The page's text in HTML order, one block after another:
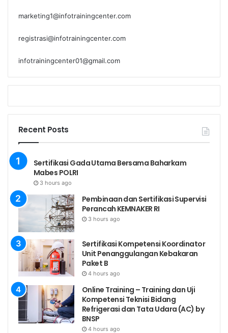
DATA MATERI TRAINING
Topik
Kalibrasi Tingkat I (MIGAS)
Link
*Jumlah
Estimasi Jumlah Peserta yang di
*Nama
Peserta
Yang
Didaftarkan
PERSONAL DATA
*Nama
*Jabatan
Jabatan/Divisi/Departement
*Nama
Perusahaan
*Alamat
Perusahaan
marketing1@infotrainingcenter.com
registrasi@infotrainingcenter.com
infotrainingcenter01@gmail.com
Recent Posts
Sertifikasi Gada Utama Bersama Baharkam
Mabes POLRI
3 hours ago
Pembinaan dan Sertifikasi Supervisi
Perancah KEMNAKER RI
3 hours ago
Sertifikasi Kompetensi Koordinator
Unit Penanggulangan Kebakaran
Paket B
4 hours ago
Online Training – Training dan Uji
Kompetensi Teknisi Bidang
Refrigerasi dan Tata Udara (AC) by
BNSP
4 hours ago